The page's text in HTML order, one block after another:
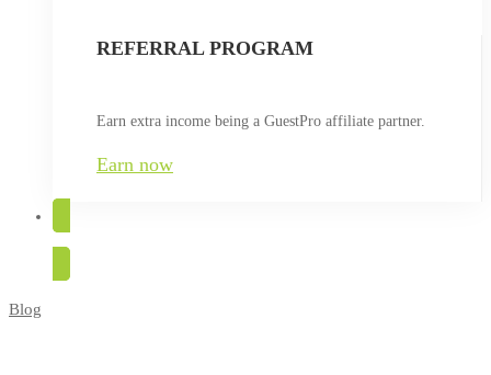
REFERRAL PROGRAM
Earn extra income being a GuestPro affiliate partner.
Earn now
Pengertian
Blog